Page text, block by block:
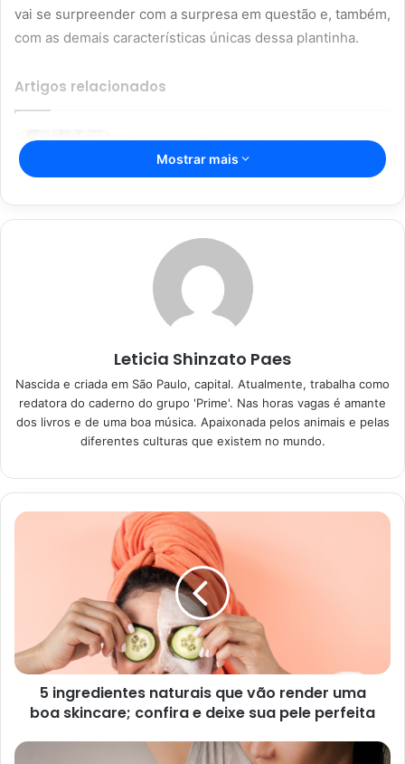
vai se surpreender com a surpresa em questão e, também,
com as demais características únicas dessa plantinha.
Artigos relacionados
Espada de São Jorge; com essas dicas
incríveis, sua planta vai durar mais;
Segredos da jardinagem para
iniciantes: não deixe as suas
plantinhas morrerem
08/01/2023
Orquídea pomba:
características e
como orquídea Espírito Santo e orquídea da santíssima
trindade, é uma das mais bonitas plantas dessa espécie
que você poderá encontrar.
Isso devido ao fato de que a flor dessa plantinha conta
com um detalhe único: ela se parece com uma pombinha
branca, com suas asas cobertas e seu corpo completo.
Fantástico, não é mesmo?
surpresa mais do que especial, passou a ser uma das
Mostrar mais
Leticia Shinzato Paes
Nascida e criada em São Paulo, capital. Atualmente, trabalha como
redatora do caderno do grupo 'Prime'. Nas horas vagas é amante
dos livros e de uma boa música. Apaixonada pelos animais e pelas
diferentes culturas que existem no mundo.
5 ingredientes naturais que vão render uma
boa skincare; confira e deixe sua pele perfeita